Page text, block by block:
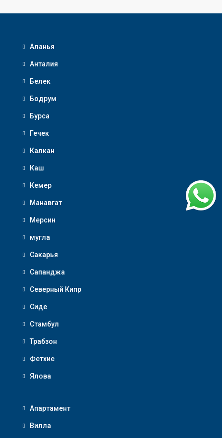
Аланья
Анталия
Белек
Бодрум
Бурса
Гечек
Калкан
Каш
Кемер
Манавгат
Мерсин
мугла
Сакарья
Сапанджа
Северный Кипр
Сиде
Стамбул
Трабзон
Фетхие
Ялова
Апартамент
Вилла